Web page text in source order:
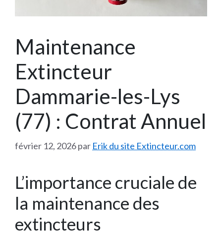
Maintenance
Extincteur
Dammarie-les-Lys
(77) : Contrat Annuel
février 12, 2026par Erik du site Extincteur.com
L’importance cruciale de
la maintenance des
extincteurs